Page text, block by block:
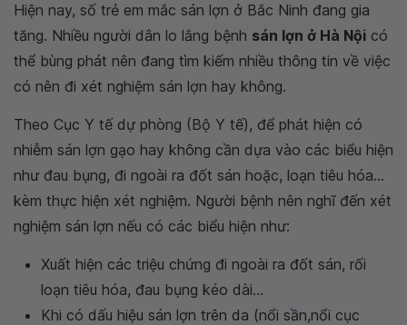
Hiện nay, số trẻ em mắc sán lợn ở Bắc Ninh đang gia
tăng. Nhiều người dân lo lắng bệnh sán lợn ở Hà Nội có
thể bùng phát nên đang tìm kiếm nhiều thông tin về việc
có nên đi xét nghiệm sán lợn hay không.
Theo Cục Y tế dự phòng (Bộ Y tế), để phát hiện có
nhiễm sán lợn gạo hay không cần dựa vào các biểu hiện
như đau bụng, đi ngoài ra đốt sán hoặc, loạn tiêu hóa...
kèm thực hiện xét nghiệm. Người bệnh nên nghĩ đến xét
nghiệm sán lợn nếu có các biểu hiện như:
Xuất hiện các triệu chứng đi ngoài ra đốt sán, rối
loạn tiêu hóa, đau bụng kéo dài...
Khi có dấu hiệu sán lợn trên da (nổi sần,nổi cục